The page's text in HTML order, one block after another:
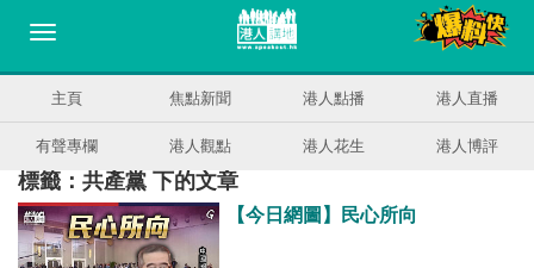
主頁 焦點新聞 港人點播 港人直播
有聲專欄 港人觀點 港人花生 港人博評
標籤：共產黨 下的文章
【今日網圖】民心所向